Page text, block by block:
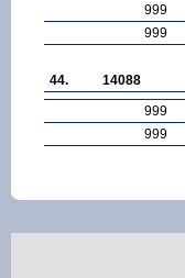
999
999
44. 14088
999
999